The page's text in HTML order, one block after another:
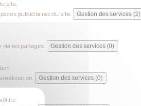
site.
publicitaires du site.
Gestion des services (2)
les partages.
Gestion des services (0)
Gestion des services (0)